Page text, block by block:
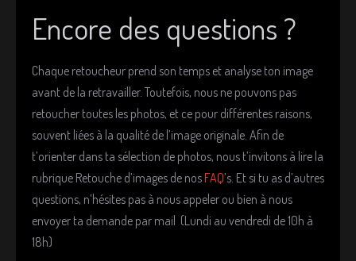
Encore des questions ?
Chaque retoucheur prend son temps et analyse ton image
avant de la retravailler. Toutefois, nous ne pouvons pas
retoucher toutes les photos, et ce pour différentes raisons,
souvent liées à la qualité de l’image originale. Afin de
t’orienter dans ta sélection de photos, nous t’invitons à lire la
rubrique Retouche d’images de nosFAQ’s. Et si tu as d’autres
questions, n’hésites pas à nous appeler ou bien à nous
envoyer ta demande par mail (Lundi au vendredi de 10h à
18h)